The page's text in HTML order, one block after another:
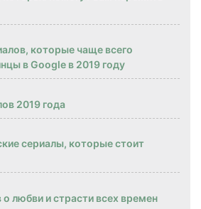
которые чаще всего
в Google в 2019 году
2019 года
сериалы, которые стоит
любви и страсти всех времен